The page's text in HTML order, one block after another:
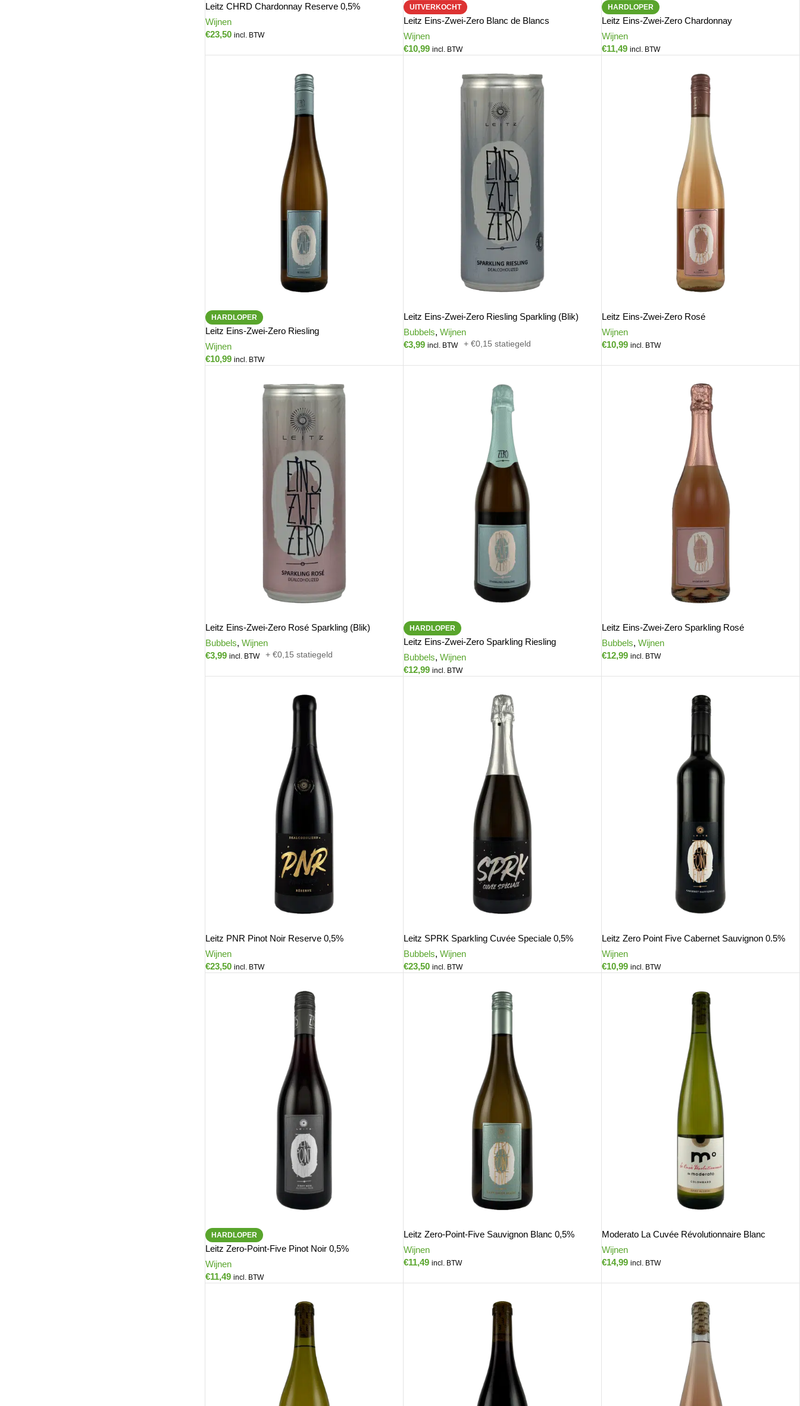
Leitz CHRD Chardonnay Reserve 0,5%
Wijnen
€23,50 incl. BTW
UITVERKOCHT
Leitz Eins-Zwei-Zero Blanc de Blancs
Wijnen
€10,99 incl. BTW
HARDLOPER
Leitz Eins-Zwei-Zero Chardonnay
Wijnen
€11,49 incl. BTW
HARDLOPER
Leitz Eins-Zwei-Zero Riesling
Wijnen
€10,99 incl. BTW
Leitz Eins-Zwei-Zero Riesling Sparkling (Blik)
Bubbels, Wijnen
€3,99 incl. BTW + €0,15 statiegeld
Leitz Eins-Zwei-Zero Rosé
Wijnen
€10,99 incl. BTW
Leitz Eins-Zwei-Zero Rosé Sparkling (Blik)
Bubbels, Wijnen
€3,99 incl. BTW + €0,15 statiegeld
HARDLOPER
Leitz Eins-Zwei-Zero Sparkling Riesling
Bubbels, Wijnen
€12,99 incl. BTW
Leitz Eins-Zwei-Zero Sparkling Rosé
Bubbels, Wijnen
€12,99 incl. BTW
Leitz PNR Pinot Noir Reserve 0,5%
Wijnen
€23,50 incl. BTW
Leitz SPRK Sparkling Cuvée Speciale 0,5%
Bubbels, Wijnen
€23,50 incl. BTW
Leitz Zero Point Five Cabernet Sauvignon 0.5%
Wijnen
€10,99 incl. BTW
HARDLOPER
Leitz Zero-Point-Five Pinot Noir 0,5%
Wijnen
€11,49 incl. BTW
Leitz Zero-Point-Five Sauvignon Blanc 0,5%
Wijnen
€11,49 incl. BTW
Moderato La Cuvée Révolutionnaire Blanc
Wijnen
€14,99 incl. BTW